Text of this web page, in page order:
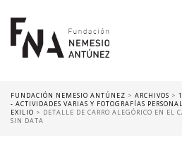
FUNDACIÓN NEMESIO ANTÚNEZ > ARCHIVOS >
- ACTIVIDADES VARIAS Y FOTOGRAFÍAS
EXILIO > DETALLE DE CARRO ALEGÓRICO EN
SIN DATA